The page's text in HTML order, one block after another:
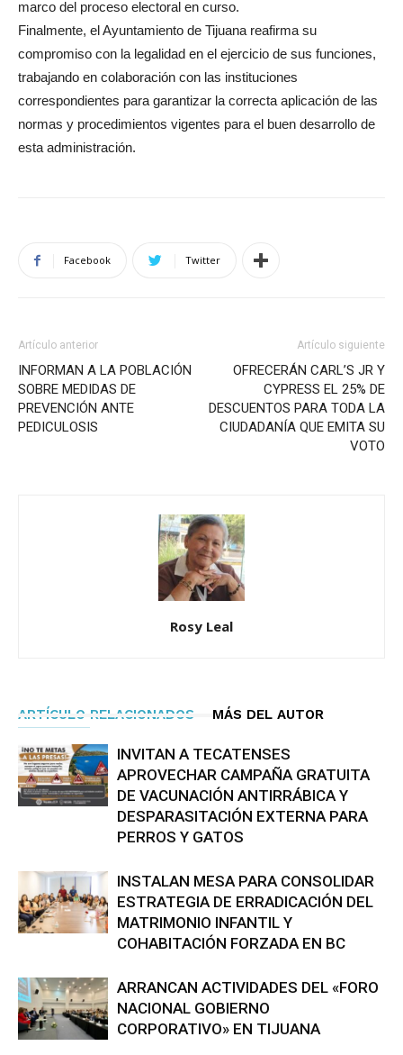
marco del proceso electoral en curso.
Finalmente, el Ayuntamiento de Tijuana reafirma su
compromiso con la legalidad en el ejercicio de sus funciones,
trabajando en colaboración con las instituciones
correspondientes para garantizar la correcta aplicación de las
normas y procedimientos vigentes para el buen desarrollo de
esta administración.
Facebook Twitter
Artículo anterior
INFORMAN A LA POBLACIÓN
SOBRE MEDIDAS DE
PREVENCIÓN ANTE
PEDICULOSIS
Artículo siguiente
OFRECERÁN CARL’S JR Y
CYPRESS EL 25% DE
DESCUENTOS PARA TODA LA
CIUDADANÍA QUE EMITA SU
VOTO
Rosy Leal
ARTÍCULO RELACIONADOS MÁS DEL AUTOR
INVITAN A TECATENSES
APROVECHAR CAMPAÑA GRATUITA
DE VACUNACIÓN ANTIRRÁBICA Y
DESPARASITACIÓN EXTERNA PARA
PERROS Y GATOS
INSTALAN MESA PARA CONSOLIDAR
ESTRATEGIA DE ERRADICACIÓN DEL
MATRIMONIO INFANTIL Y
COHABITACIÓN FORZADA EN BC
ARRANCAN ACTIVIDADES DEL «FORO
NACIONAL GOBIERNO
CORPORATIVO» EN TIJUANA